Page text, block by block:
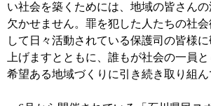
い社会を築くためには、地域の皆さん
欠かせません。罪を犯した人たちの社
して日々活動されている保護司の皆様
上げますとともに、誰もが社会の一員と
希望ある地域づくりに引き続き取り組ん